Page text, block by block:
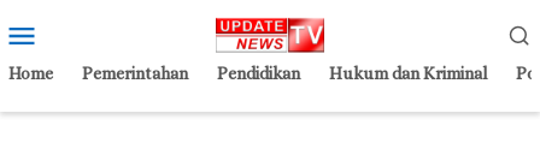
ke
kontenMobile
Home Pemerintahan Pendidikan Hukum dan Kriminal